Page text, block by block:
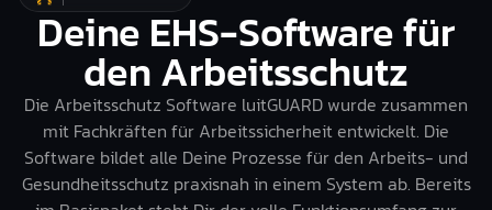
Deine EHS-Software für
den Arbeitsschutz
Die Arbeitsschutz Software luitGUARD wurde zusammen
mit Fachkräften für Arbeitssicherheit entwickelt. Die
Software bildet alle Deine Prozesse für den Arbeits- und
Gesundheitsschutz praxisnah in einem System ab. Bereits